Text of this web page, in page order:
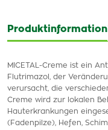
Produktinformation
MICETAL-Creme ist ein
Flutrimazol, der
verursacht, die
Creme wird zur lokalen
Hauterkrankungen
(Fadenpilze), Hefen,